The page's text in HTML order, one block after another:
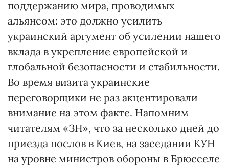
поддержанию мира, проводимых
альянсом: это должно усилить
украинский аргумент об усилении нашего
вклада в укрепление европейской и
глобальной безопасности и стабильности.
Во время визита украинские
переговорщики не раз акцентировали
внимание на этом факте. Напомним
читателям «ЗН», что за несколько дней до
при­езда послов в Киев, на заседании КУН
на уровне министров обороны в Брюсселе